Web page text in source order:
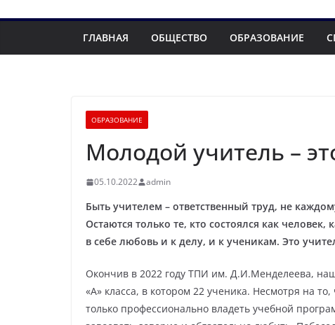
ГЛАВНАЯ ОБЩЕСТВО ОБРАЗОВАНИЕ
ОБРАЗОВАНИЕ
Молодой учитель –
05.10.2022 admin
Быть учителем – ответственный труд, не
Остаются только те, кто состоялся как
в себе любовь и к делу, и к ученикам. Это
Окончив в 2022 году ТПИ им. Д.И.Менделеева,
«А» класса, в котором 22 ученика. Несмотря на
только профессионально владеть учебной